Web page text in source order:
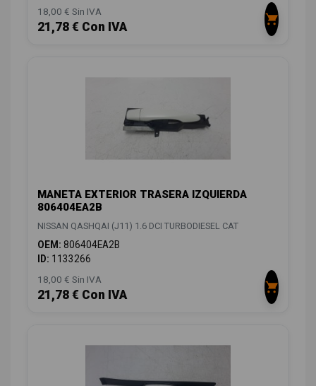
18,00 € Sin IVA
21,78 € Con IVA
MANETA EXTERIOR TRASERA IZQUIERDA
806404EA2B
NISSAN QASHQAI (J11) 1.6 DCI TURBODIESEL CAT
OEM: 806404EA2B
ID: 1133266
18,00 € Sin IVA
21,78 € Con IVA